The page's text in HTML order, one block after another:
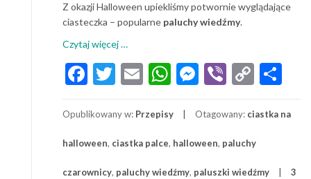
Z okazji Halloween upiekliśmy potwornie wyglądające
ciasteczka – popularne paluchy wiedźmy.
Czytaj więcej
Wiedźmy
…
Facebook
Twitter
EmailWhatsApp
Messenger
Viber
Copy
Opublikowany w: Przepisy Otagowany: ciastka na
halloween, ciastka palce, halloween, paluchy
czarownicy, paluchy wiedźmy, paluszki wiedźmy 3